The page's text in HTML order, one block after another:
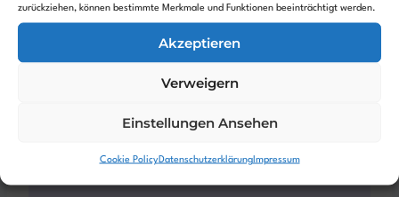
zurückziehen, können bestimmte Merkmale und Funktionen beeinträchtigt werden.
Akzeptieren
Verweigern
Einstellungen Ansehen
Cookie PolicyDatenschutzerklärungImpressum
Absaugstation -